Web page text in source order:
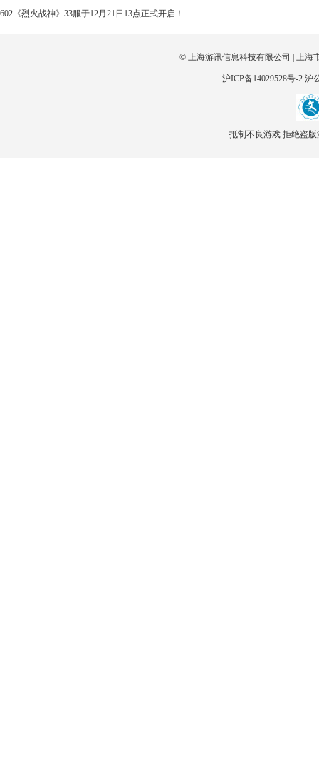
602《烈火战神》33服于12月21日13点正式开启！
© 上海游讯信息科技有限公司 | 上
沪ICP备14029528号-2 沪
抵制不良游戏 拒绝盗